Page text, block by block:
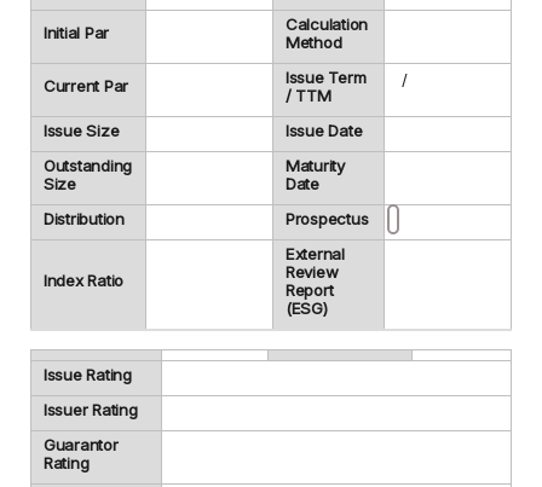
Initial Par
Calculation
Method
Current Par
Issue Term
/ TTM
/
Issue Size
Issue Date
Outstanding
Size
Maturity
Date
Distribution
Prospectus
Index Ratio
External
Review
Report
(ESG)
Issue Rating
Issuer Rating
Guarantor
Rating